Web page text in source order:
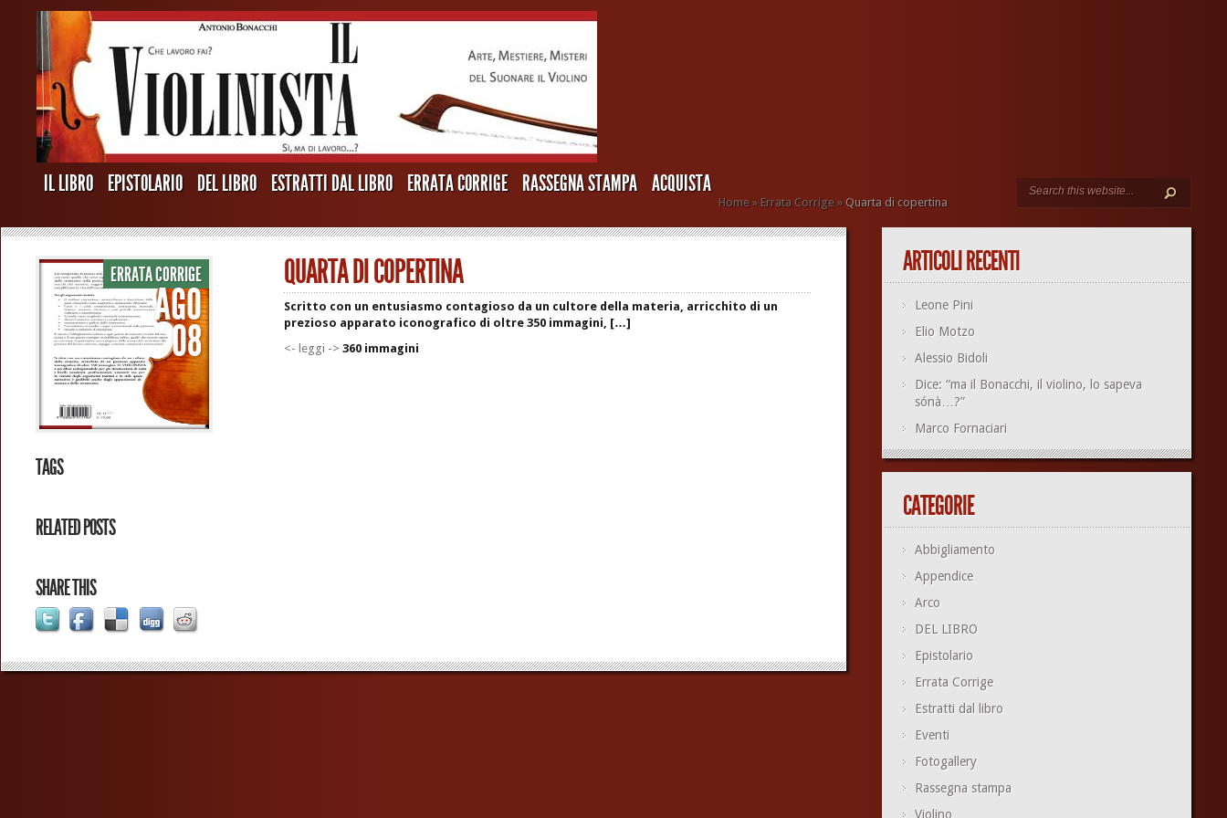
IL LIBRO EPISTOLARIO DEL LIBRO ESTRATTI DAL LIBRO ERRATA CORRIGE RASSEGNA STAMPA ACQUISTA
Home » Errata Corrige » Quarta di copertina
ERRATA CORRIGE
AGO
08
TAGS
RELATED POSTS
SHARE THIS
QUARTA DI COPERTINA
Scritto con un entusiasmo contagioso da un cultore della materia, arricchito di un
prezioso apparato iconografico di oltre 350 immagini, […]
<- leggi -> 360 immagini
ARTICOLI RECENTI
Leone Pini
Elio Motzo
Alessio Bidoli
Dice: “ma il Bonacchi, il violino, lo sapeva
sónà…?”
Marco Fornaciari
CATEGORIE
Abbigliamento
Appendice
Arco
DEL LIBRO
Epistolario
Errata Corrige
Estratti dal libro
Eventi
Fotogallery
Rassegna stampa
Violino